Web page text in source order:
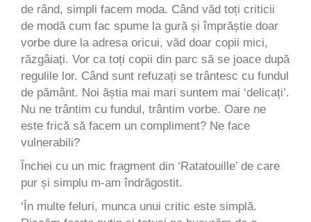
de rând, simpli facem moda. Când văd toți criticii
de modă cum fac spume la gură și împrăștie doar
vorbe dure la adresa oricui, văd doar copii mici,
răzgâiați. Vor ca toți copii din parc să se joace după
regulile lor. Când sunt refuzați se trântesc cu fundul
de pământ. Noi ăștia mai mari suntem mai ‘delicați’.
Nu ne trântim cu fundul, trântim vorbe. Oare ne
este frică să facem un compliment? Ne face
vulnerabili?
Închei cu un mic fragment din ‘Ratatouille’ de care
pur și simplu m-am îndrăgostit.
‘În multe feluri, munca unui critic este simplă.